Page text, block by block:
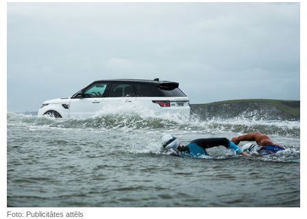
Foto: Publicitātes attēls